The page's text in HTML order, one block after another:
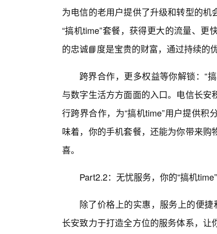
为电信的老用户提供了升级和转型的
“搞机time”套餐，获得更大的流量、
的忠诚📘度是宝贵的财富，通过持续的
跨界合作，更多权益等你解锁：“
与数字生活方方面面的入口。电信长
行跨界合作，为“搞机time”用户提供
味着，你的手机套餐，还能为你带来
喜。
Part2.2：无忧服务，你的“搞机
除了价格上的实惠，服务上的便
长安致力于打造全方位的服务体系，